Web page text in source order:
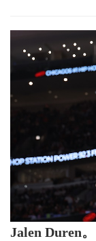
Jalen Duren